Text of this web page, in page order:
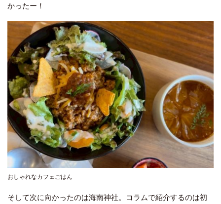
かったー！
おしゃれなカフェごはん
そして次に向かったのは海南神社。コラムで紹介するのは初